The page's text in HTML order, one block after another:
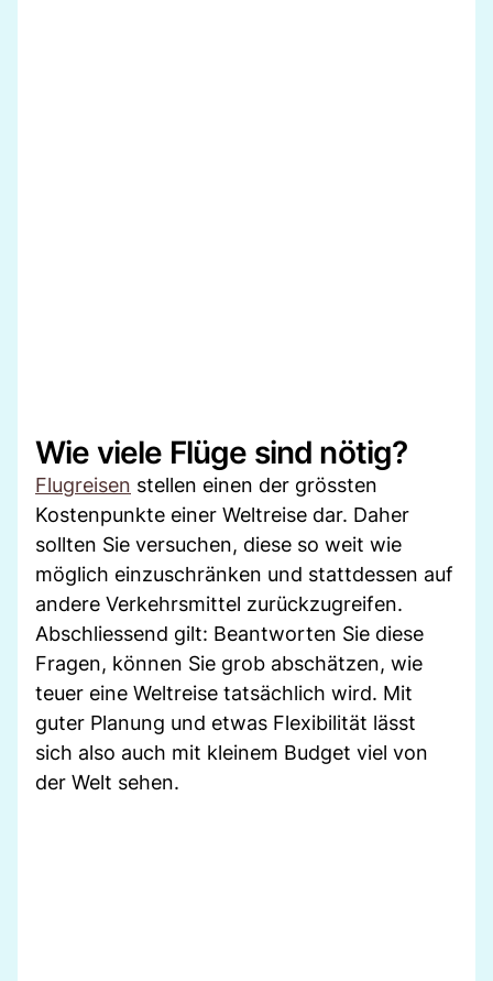
Wie viele Flüge sind nötig?
Flugreisen stellen einen der grössten
Kostenpunkte einer Weltreise dar. Daher
sollten Sie versuchen, diese so weit wie
möglich einzuschränken und stattdessen auf
andere Verkehrsmittel zurückzugreifen.
Abschliessend gilt: Beantworten Sie diese
Fragen, können Sie grob abschätzen, wie
teuer eine Weltreise tatsächlich wird. Mit
guter Planung und etwas Flexibilität lässt
sich also auch mit kleinem Budget viel von
der Welt sehen.